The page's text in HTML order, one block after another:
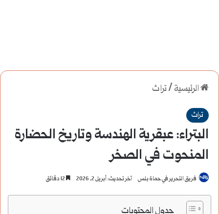
الرئيسية /تراث
تراث
البتراء: عبقرية الهندسة وتاريخ الحضارة
المنحوت في الصخر
فريق التحرير في حماة بلس آخر تحديث: أبريل 2, 2026
جدول المحتويات